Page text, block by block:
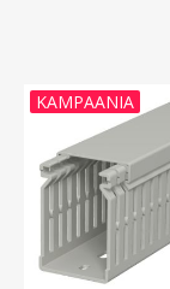
KAMPAANIA